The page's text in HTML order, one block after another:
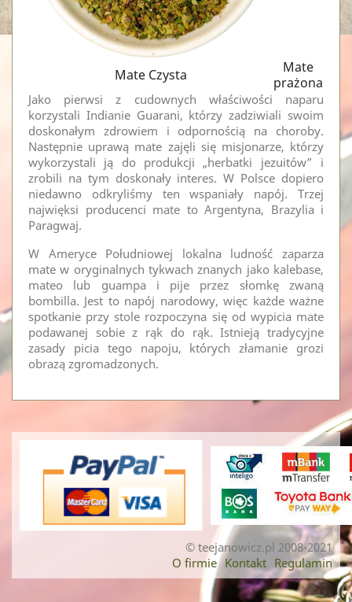
Mate Czysta
Mate
prażona
Jako pierwsi z cudownych właściwości naparu
korzystali Indianie Guarani, którzy zadziwiali swoim
doskonałym zdrowiem i odpornością na choroby.
Następnie uprawą mate zajęli się misjonarze, którzy
wykorzystali ją do produkcji „herbatki jezuitów” i
zrobili na tym doskonały interes. W Polsce dopiero
niedawno odkryliśmy ten wspaniały napój. Trzej
najwięksi producenci mate to Argentyna, Brazylia i
Paragwaj.
W Ameryce Południowej lokalna ludność zaparza
mate w oryginalnych tykwach znanych jako kalebase,
mateo lub guampa i pije przez słomkę zwaną
bombilla. Jest to napój narodowy, więc każde ważne
spotkanie przy stole rozpoczyna się od wypicia mate
podawanej sobie z rąk do rąk. Istnieją tradycyjne
zasady picia tego napoju, których złamanie grozi
obrazą zgromadzonych.
© teejanowicz.pl 2008-2021
O firmie Kontakt Regulamin